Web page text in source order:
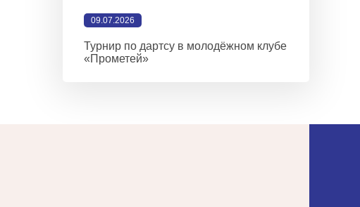
09.07.2026
Турнир по дартсу в молодёжном клубе
«Прометей»